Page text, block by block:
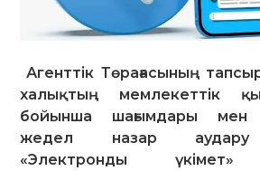
Агенттік Төрағасының
халықтың мемлекеттік
бойынша шағымдары мен
жедел назар аудару
«Электронды үкімет»